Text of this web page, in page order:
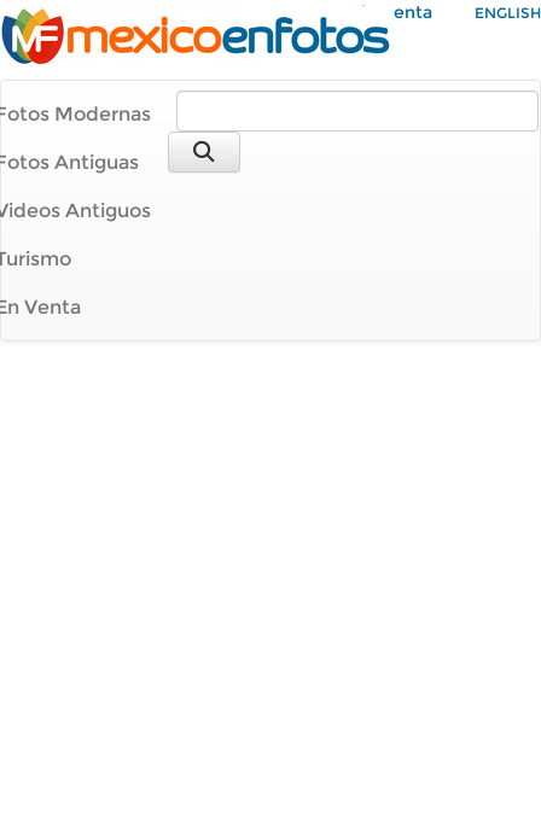
Mi Cuenta ENGLISH
Modernas
Antiguas
Antiguos
Venta